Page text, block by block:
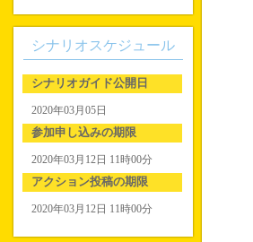
シナリオスケジュール
シナリオガイド公開日
2020年03月05日
参加申し込みの期限
2020年03月12日 11時00分
アクション投稿の期限
2020年03月12日 11時00分